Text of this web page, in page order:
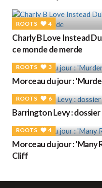
ROOTS 4
Charly B Love Instead
ce monde de merde
ROOTS 3
Morceau du jour :
ROOTS 6
Barrington Levy : dossier
ROOTS 4
Morceau du jour : 'Many
Cliff